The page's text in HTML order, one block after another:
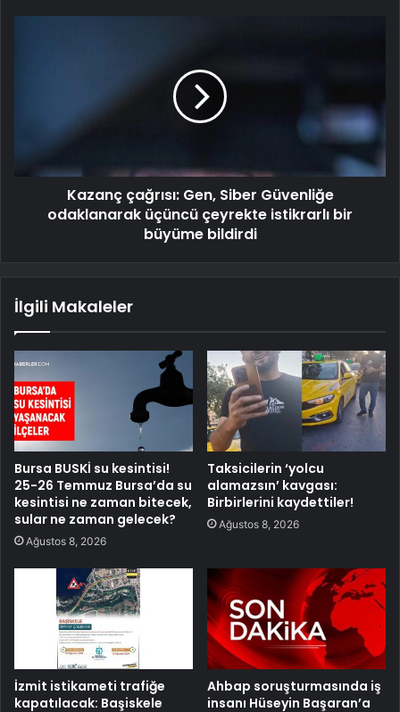
Kazanç çağrısı: Gen, Siber Güvenliğe
odaklanarak üçüncü çeyrekte istikrarlı bir
büyüme bildirdi
İlgili Makaleler
Bursa BUSKİ su kesintisi!
25-26 Temmuz Bursa’da su
kesintisi ne zaman bitecek,
sular ne zaman gelecek?
Ağustos 8, 2026
Taksicilerin ‘yolcu
alamazsın’ kavgası:
Birbirlerini kaydettiler!
Ağustos 8, 2026
İzmit istikameti trafiğe
kapatılacak: Başiskele
Ahbap soruşturmasında iş
insanı Hüseyin Başaran’a